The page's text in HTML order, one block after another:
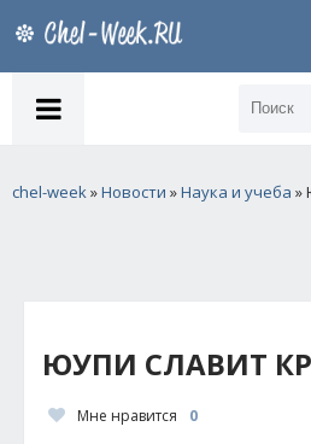
chel-week»Новости »Наука и учеба »
ЮУПИ СЛАВИТ
Мне нравится 0